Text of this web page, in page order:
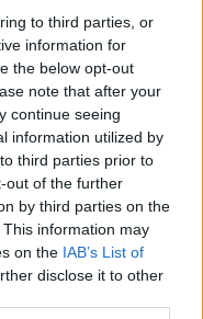
to third parties, or
information for
the below opt-out
note that after your
continue seeing
information utilized by
third parties prior to
out of the further
by third parties on the
This information may
on the IAB’s List of
disclose it to other
iš už
vyrą
ir pilietybę
pasisakė kas
vyro